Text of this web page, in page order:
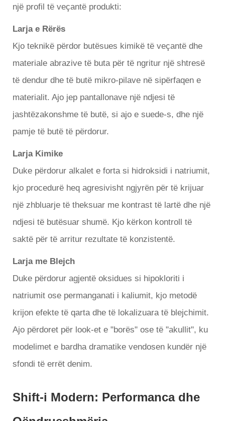
një profil të veçantë produkti:
Larja e Rërës
Kjo teknikë përdor butësues kimikë të veçantë dhe
materiale abrazive të buta për të ngritur një shtresë
të dendur dhe të butë mikro-pilave në sipërfaqen e
materialit. Ajo jep pantallonave një ndjesi të
jashtëzakonshme të butë, si ajo e suede-s, dhe një
pamje të butë të përdorur.
Larja Kimike
Duke përdorur alkalet e forta si hidroksidi i natriumit,
kjo procedurë heq agresivisht ngjyrën për të krijuar
një zhbluarje të theksuar me kontrast të lartë dhe një
ndjesi të butësuar shumë. Kjo kërkon kontroll të
saktë për të arritur rezultate të konzistentë.
Larja me Blejch
Duke përdorur agjentë oksidues si hipokloriti i
natriumit ose permanganati i kaliumit, kjo metodë
krijon efekte të qarta dhe të lokalizuara të blejchimit.
Ajo përdoret për look-et e "borës" ose të "akullit", ku
modelimet e bardha dramatike vendosen kundër një
sfondi të errët denim.
Shift-i Modern: Performanca dhe